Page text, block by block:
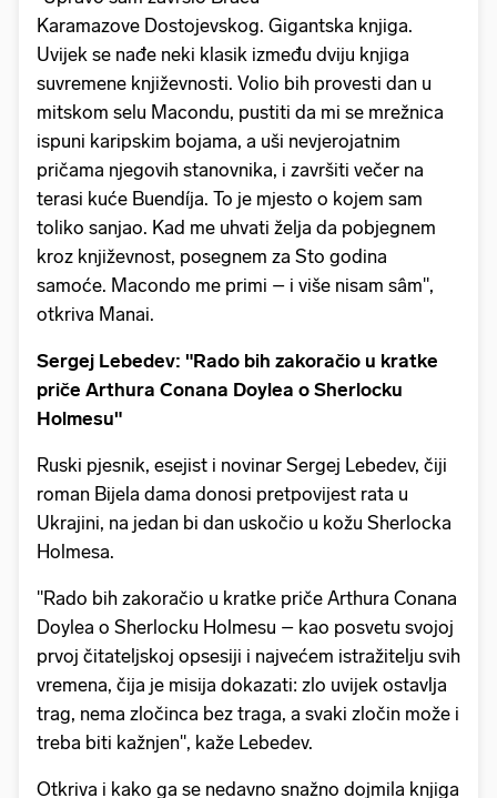
Karamazove Dostojevskog. Gigantska knjiga.
Uvijek se nađe neki klasik između dviju knjiga
suvremene književnosti. Volio bih provesti dan u
mitskom selu Macondu, pustiti da mi se mrežnica
ispuni karipskim bojama, a uši nevjerojatnim
pričama njegovih stanovnika, i završiti večer na
terasi kuće Buendíja. To je mjesto o kojem sam
toliko sanjao. Kad me uhvati želja da pobjegnem
kroz književnost, posegnem za Sto godina
samoće. Macondo me primi – i više nisam sâm",
otkriva Manai.
Sergej Lebedev: "Rado bih zakoračio u kratke
priče Arthura Conana Doylea o Sherlocku
Holmesu"
Ruski pjesnik, esejist i novinar Sergej Lebedev, čiji
roman Bijela dama donosi pretpovijest rata u
Ukrajini, na jedan bi dan uskočio u kožu Sherlocka
Holmesa.
"Rado bih zakoračio u kratke priče Arthura Conana
Doylea o Sherlocku Holmesu – kao posvetu svojoj
prvoj čitateljskoj opsesiji i najvećem istražitelju svih
vremena, čija je misija dokazati: zlo uvijek ostavlja
trag, nema zločinca bez traga, a svaki zločin može i
treba biti kažnjen", kaže Lebedev.
Otkriva i kako ga se nedavno snažno dojmila knjiga